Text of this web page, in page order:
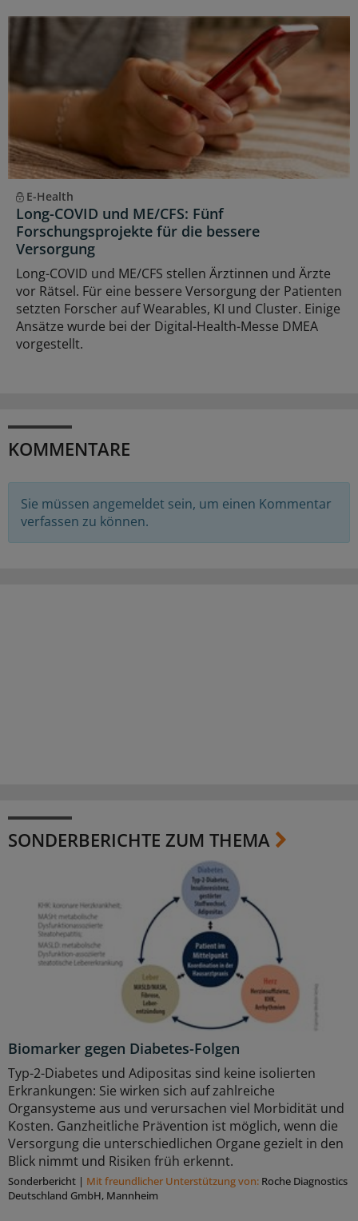
E-Health
Long-COVID und ME/CFS: Fünf
Forschungsprojekte für die bessere
Versorgung
Long-COVID und ME/CFS stellen Ärztinnen und Ärzte
vor Rätsel. Für eine bessere Versorgung der Patienten
setzten Forscher auf Wearables, KI und Cluster. Einige
Ansätze wurde bei der Digital-Health-Messe DMEA
vorgestellt.
KOMMENTARE
Sie müssen angemeldet sein, um einen Kommentar
verfassen zu können.
SONDERBERICHTE ZUM THEMA
Biomarker gegen Diabetes-Folgen
Typ-2-Diabetes und Adipositas sind keine isolierten
Erkrankungen: Sie wirken sich auf zahlreiche
Organsysteme aus und verursachen viel Morbidität und
Kosten. Ganzheitliche Prävention ist möglich, wenn die
Versorgung die unterschiedlichen Organe gezielt in den
Blick nimmt und Risiken früh erkennt.
Sonderbericht | Mit freundlicher Unterstützung von: Roche Diagnostics
Deutschland GmbH, Mannheim